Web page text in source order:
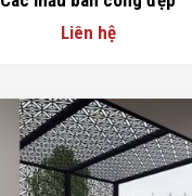
Liên hệ